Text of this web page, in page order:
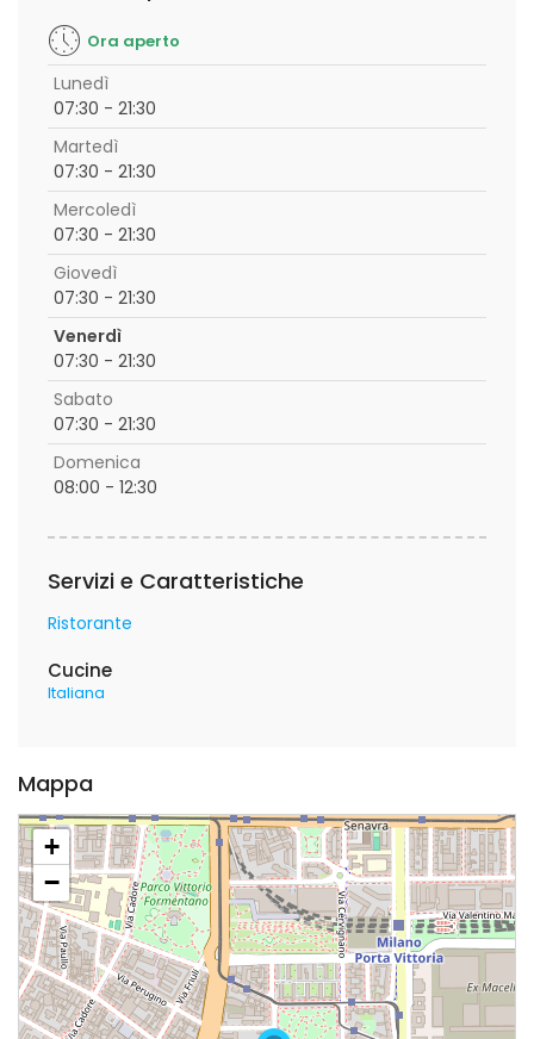
Ora aperto
Lunedì
07:30 - 21:30
Martedì
07:30 - 21:30
Mercoledì
07:30 - 21:30
Giovedì
07:30 - 21:30
Venerdì
07:30 - 21:30
Sabato
07:30 - 21:30
Domenica
08:00 - 12:30
Servizi e Caratteristiche
Ristorante
Cucine
Italiana
Mappa
+
−